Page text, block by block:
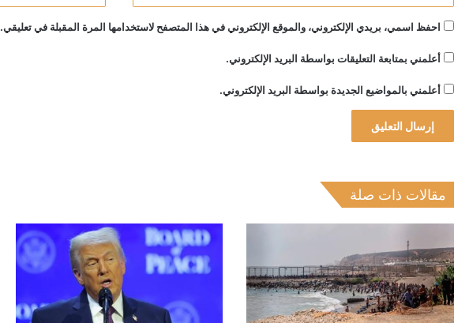
احفظ اسمي، بريدي الإلكتروني، والموقع الإلكتروني في هذا المتصفح لاستخدامها المرة المقبلة في تعليقي.
أعلمني بمتابعة التعليقات بواسطة البريد الإلكتروني.
أعلمني بالمواضيع الجديدة بواسطة البريد الإلكتروني.
مقالات ذات صلة